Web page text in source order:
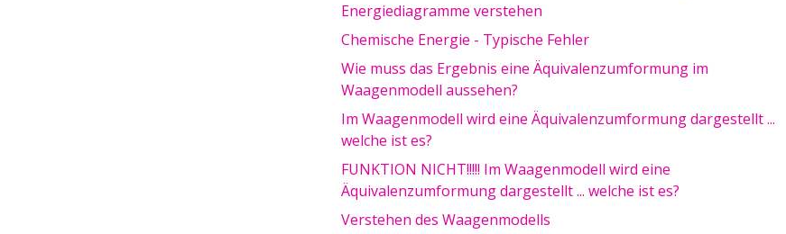
Energiediagramme verstehen
Chemische Energie - Typische Fehler
Wie muss das Ergebnis eine Äquivalenzumformung im
Waagenmodell aussehen?
Im Waagenmodell wird eine Äquivalenzumformung dargestellt ...
welche ist es?
FUNKTION NICHT!!!!! Im Waagenmodell wird eine
Äquivalenzumformung dargestellt ... welche ist es?
Verstehen des Waagenmodells